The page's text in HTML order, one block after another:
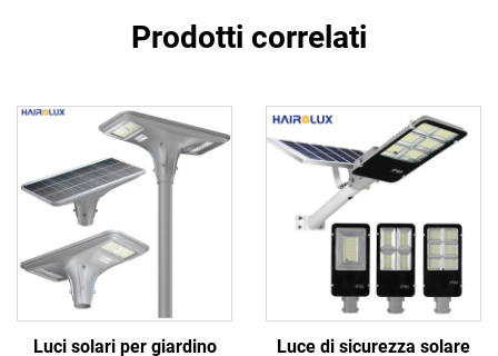
Prodotti correlati
Luci solari per giardino
Luce di sicurezza solare